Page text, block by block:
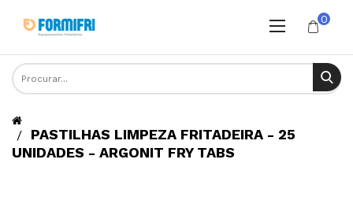
0
PASTILHAS LIMPEZA FRITADEIRA - 25
UNIDADES - ARGONIT FRY TABS